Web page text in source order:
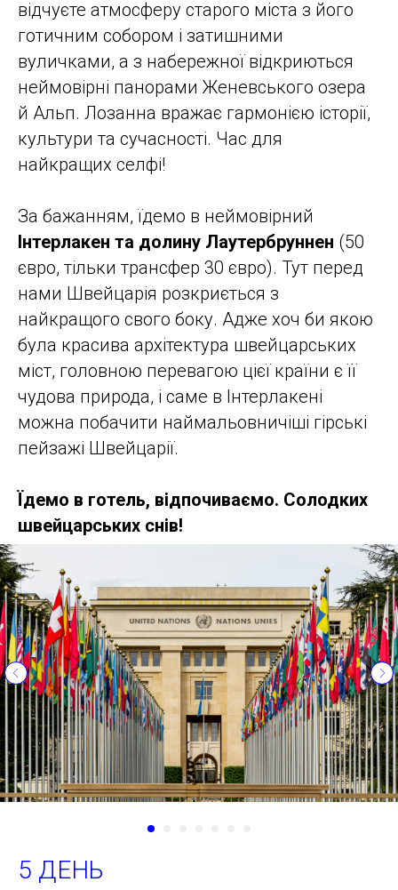
відчуєте атмосферу старого міста з його
готичним собором і затишними
вуличками, а з набережної відкриються
неймовірні панорами Женевського озера
й Альп. Лозанна вражає гармонією історії,
культури та сучасності. Час для
найкращих селфі!
За бажанням, їдемо в неймовірний
Інтерлакен та долину Лаутербруннен (50
євро, тільки трансфер 30 євро). Тут перед
нами Швейцарія розкриється з
найкращого свого боку. Адже хоч би якою
була красива архітектура швейцарських
міст, головною перевагою цієї країни є її
чудова природа, і саме в Інтерлакені
можна побачити наймальовничіші гірські
пейзажі Швейцарії.
Їдемо в готель, відпочиваємо. Солодких
швейцарських снів!
5 ДЕНЬ